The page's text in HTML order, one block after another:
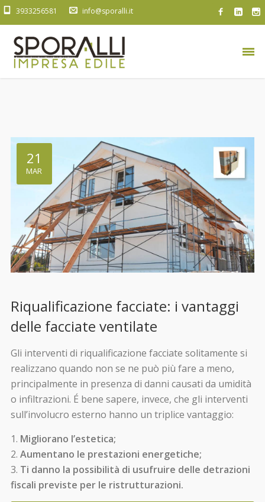
3933256581 info@sporalli.it
21
MAR
Riqualificazione facciate: i vantaggi
delle facciate ventilate
Gli interventi di riqualificazione facciate solitamente si
realizzano quando non se ne può più fare a meno,
principalmente in presenza di danni causati da umidità
o infiltrazioni. É bene sapere, invece, che gli interventi
sull’involucro esterno hanno un triplice vantaggio:
Migliorano l’estetica;
Aumentano le prestazioni energetiche;
Ti danno la possibilità di usufruire delle detrazioni
fiscali previste per le ristrutturazioni.